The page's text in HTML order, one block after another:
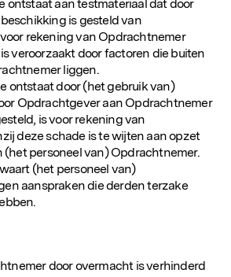
ontstaat aan testmateriaal dat door
is gesteld van
rekening van Opdrachtnemer
veroorzaakt door factoren die buiten
liggen.
ontstaat door (het gebruik van)
Opdrachtgever aan Opdrachtnemer
is voor rekening van
deze schade is te wijten aan opzet
(het personeel van) Opdrachtnemer.
(het personeel van)
aanspraken die derden terzake
door overmacht is verhinderd